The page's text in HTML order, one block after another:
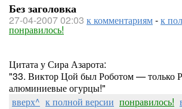
Без заголовка
27-04-2007 02:03 к комментариям-к
понравилось!
Цитата у Сира Азарота:
"33. Виктор Цой был Роботом — только
алюминиевые огурцы!"
вверх^ к полной версии понравилось!